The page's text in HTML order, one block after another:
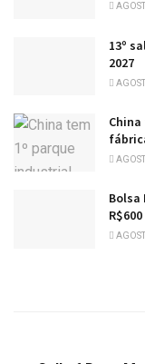
13º
2027
Bolsa